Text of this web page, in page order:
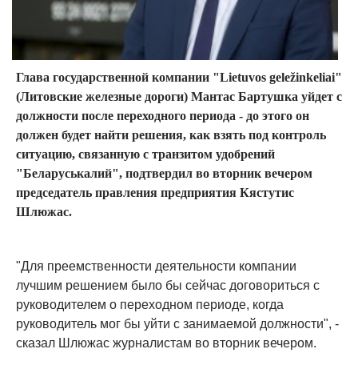
Глава государственной компании "Lietuvos geležinkeliai"
(Литовские железные дороги) Мантас Бартушка уйдет с
должности после переходного периода - до этого он
должен будет найти решения, как взять под контроль
ситуацию, связанную с транзитом удобрений
"Беларуськалий", подтвердил во вторник вечером
председатель правления предприятия Кястутис
Шлюжас.
"Для преемственности деятельности компании
лучшим решением было бы сейчас договориться с
руководителем о переходном периоде, когда
руководитель мог бы уйти с занимаемой должности", -
сказал Шлюжас журналистам во вторник вечером.